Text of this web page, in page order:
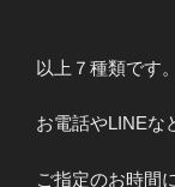
以上７種類です。
お電話やLINEな
ご指定のお時間